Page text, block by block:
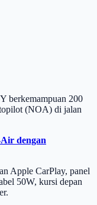
berkemampuan 200
(NOA) di jalan
dengan
Apple CarPlay, panel
50W, kursi depan